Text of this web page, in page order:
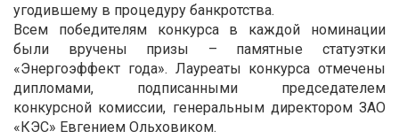
угодившему в процедуру банкротства.
Всем победителям конкурса в каждой номинации
были вручены призы – памятные статуэтки
«Энергоэффект года». Лауреаты конкурса отмечены
дипломами, подписанными председателем
конкурсной комиссии, генеральным директором ЗАО
«КЭС» Евгением Ольховиком.